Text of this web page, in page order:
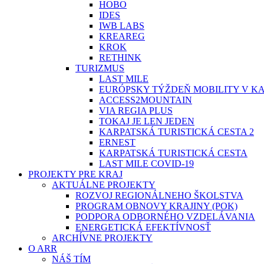
HOBO
IDES
IWB LABS
KREAREG
KROK
RETHINK
TURIZMUS
LAST MILE
EURÓPSKY TÝŽDEŇ MOBILITY V
ACCESS2MOUNTAIN
VIA REGIA PLUS
TOKAJ JE LEN JEDEN
KARPATSKÁ TURISTICKÁ CESTA 2
ERNEST
KARPATSKÁ TURISTICKÁ CESTA
LAST MILE COVID-19
PROJEKTY PRE KRAJ
AKTUÁLNE PROJEKTY
ROZVOJ REGIONÁLNEHO ŠKOLSTVA
PROGRAM OBNOVY KRAJINY (POK)
PODPORA ODBORNÉHO VZDELÁVANIA
ENERGETICKÁ EFEKTÍVNOSŤ
ARCHÍVNE PROJEKTY
O ARR
NÁŠ TÍM